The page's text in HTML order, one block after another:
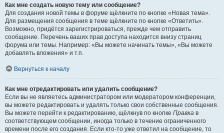
Как мне создать новую тему или сообщение?
Для создания новой темы в форуме щёлкните по кнопке «Новая тема».
Для размещения сообщения в теме щёлкните по кнопке «Ответить».
Возможно, придётся зарегистрироваться, прежде чем отправить
сообщение. Перечень ваших прав доступа находится внизу страниц
форума или темы. Например: «Вы можете начинать темы», «Вы можете
добавлять вложения» и т.п.
Вернуться к началу
Как мне отредактировать или удалить сообщение?
Если вы не являетесь администратором или модератором конференции,
вы можете редактировать и удалять только свои собственные сообщения.
Вы можете перейти к редактированию, щёлкнув по кнопке Правка в
соответствующем сообщении, иногда только в течение ограниченного
времени после его создания. Если кто-то уже ответил на сообщение, то